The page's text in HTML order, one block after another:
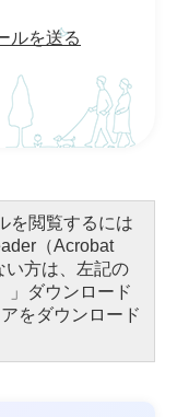
ルを送る
を閲覧するには
（Acrobat
い方は、左記の
」ダウンロード
をダウンロード